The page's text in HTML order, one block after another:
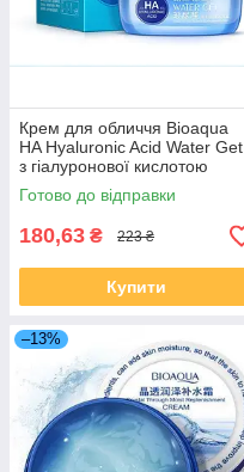
Крем для обличчя Bioaqua
HA Hyaluronic Acid Water Get
з гіалуронової кислотою
Moisture Replenishment
Cream, 50г
Готово до відправки
180,63 ₴ 223 ₴
Купити
–13%